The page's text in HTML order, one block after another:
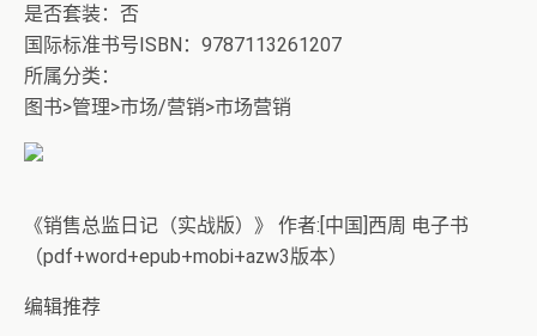
是否套装：否
国际标准书号ISBN：9787113261207
所属分类：
图书>管理>市场/营销>市场营销
《销售总监日记（实战版）》 作者:[中国]西周 电子书
（pdf+word+epub+mobi+azw3版本）
编辑推荐